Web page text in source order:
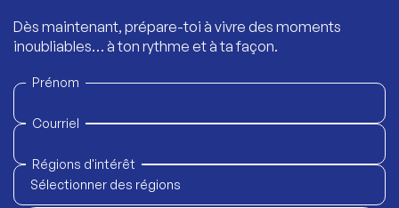
Dès maintenant, prépare-toi à vivre des moments
inoubliables… à ton rythme et à ta façon.
Prénom
Courriel
Régions d'intérêt
Sélectionner des régions